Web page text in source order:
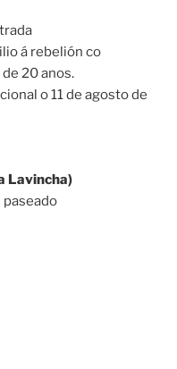
á rebelión co
20 anos.
o 11 de agosto de
Lavincha)
paseado